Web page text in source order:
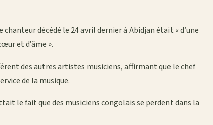
décédé le 24 avril dernier à Abidjan était « d’une
et d’âme ».
des autres artistes musiciens, affirmant que le chef
de la musique.
le fait que des musiciens congolais se perdent dans la